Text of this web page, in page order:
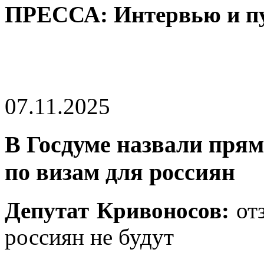
ПРЕССА: Интервью и
07.11.2025
В Госдуме назвали
по визам для россиян
Депутат Кривоносов:
россиян не будут